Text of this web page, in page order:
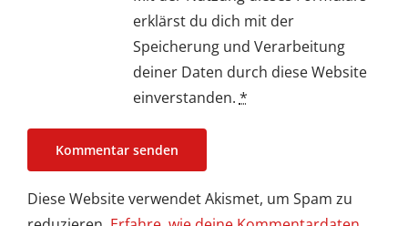
erklärst du dich mit der
Speicherung und Verarbeitung
deiner Daten durch diese Website
einverstanden. *
Diese Website verwendet Akismet, um Spam zu